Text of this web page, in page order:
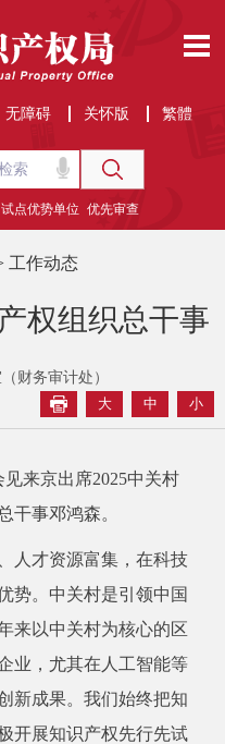
无障碍 关怀版 繁體
试点优势单位 优先审查
工作动态
权组织总干事
财务审计处）
大
中 小
来京出席2025中关村
干事邓鸿森。
才资源富集，在科技
势。中关村是引领中国
来以中关村为核心的区
业，尤其在人工智能等
新成果。我们始终把知
开展知识产权先行先试